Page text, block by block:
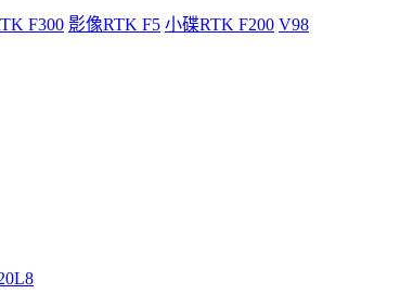
F300 影像RTK F5 小碟RTK F200 V98